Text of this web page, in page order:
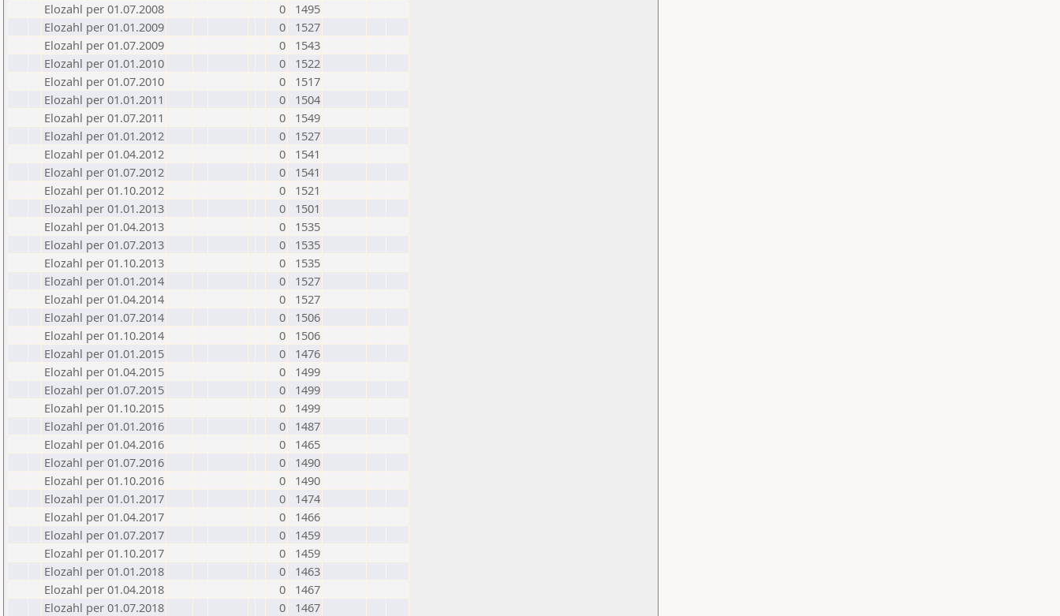
Elozahl per 01.07.2008
0
1495
Elozahl per 01.01.2009
0
1527
Elozahl per 01.07.2009
0
1543
Elozahl per 01.01.2010
0
1522
Elozahl per 01.07.2010
0
1517
Elozahl per 01.01.2011
0
1504
Elozahl per 01.07.2011
0
1549
Elozahl per 01.01.2012
0
1527
Elozahl per 01.04.2012
0
1541
Elozahl per 01.07.2012
0
1541
Elozahl per 01.10.2012
0
1521
Elozahl per 01.01.2013
0
1501
Elozahl per 01.04.2013
0
1535
Elozahl per 01.07.2013
0
1535
Elozahl per 01.10.2013
0
1535
Elozahl per 01.01.2014
0
1527
Elozahl per 01.04.2014
0
1527
Elozahl per 01.07.2014
0
1506
Elozahl per 01.10.2014
0
1506
Elozahl per 01.01.2015
0
1476
Elozahl per 01.04.2015
0
1499
Elozahl per 01.07.2015
0
1499
Elozahl per 01.10.2015
0
1499
Elozahl per 01.01.2016
0
1487
Elozahl per 01.04.2016
0
1465
Elozahl per 01.07.2016
0
1490
Elozahl per 01.10.2016
0
1490
Elozahl per 01.01.2017
0
1474
Elozahl per 01.04.2017
0
1466
Elozahl per 01.07.2017
0
1459
Elozahl per 01.10.2017
0
1459
Elozahl per 01.01.2018
0
1463
Elozahl per 01.04.2018
0
1467
Elozahl per 01.07.2018
0
1467